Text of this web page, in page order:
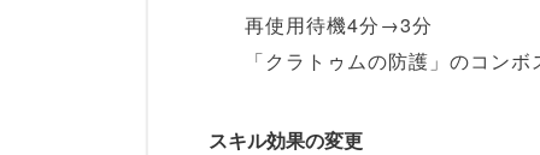
再使用待機4分→3分
「クラトゥムの防護」のコン
スキル効果の変更